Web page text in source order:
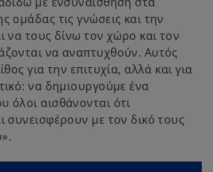
ομάδας τις γνώσεις και την
να τους δίνω τον χώρο και τον
να αναπτυχθούν. Αυτός
για την επιτυχία, αλλά και για
να δημιουργούμε ένα
όλοι αισθάνονται ότι
συνεισφέρουν με τον δικό τους